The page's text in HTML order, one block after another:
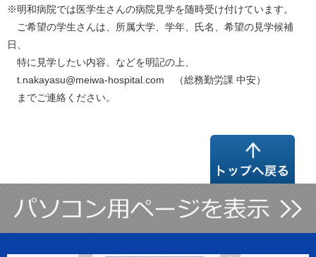
※明和病院では医学生さんの病院見学を随時受け付けています。
ご希望の学生さんは、所属大学、学年、氏名、希望の見学候補
日、
特に見学したい内容、などを明記の上、
t.nakayasu@meiwa-hospital.com （総務勤労課 中安）
までご連絡ください。